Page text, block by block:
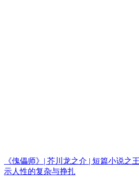
《傀儡师》| 芥川龙之介 | 短篇小说之
示人性的复杂与挣扎